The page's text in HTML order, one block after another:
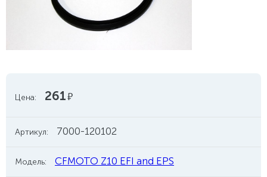
Цена: 261руб.
Артикул: 7000-120102
Модель: CFMOTO Z10 EFI and EPS